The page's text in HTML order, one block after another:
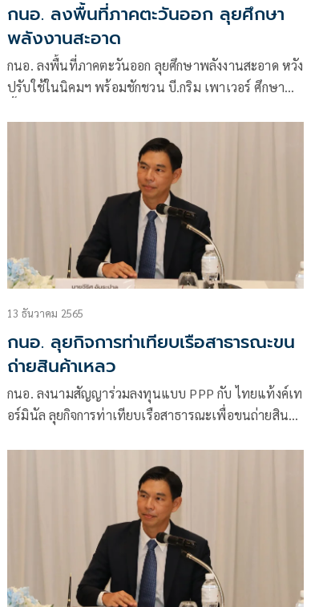
กนอ. ลงพื้นที่ภาคตะวันออก ลุยศึกษา
พลังงานสะอาด
กนอ. ลงพื้นที่ภาคตะวันออก ลุยศึกษาพลังงานสะอาด หวัง
ปรับใช้ในนิคมฯ พร้อมชักชวน บี.กริม เพาเวอร์ ศึกษา
13 ธันวาคม 2565
กนอ. ลุยกิจการท่าเทียบเรือสาธารณะขน
ถ่ายสินค้าเหลว
กนอ. ลงนามสัญญาร่วมลงทุนแบบ PPP กับ ไทยแท้งค์เท
อร์มินัล ลุยกิจการท่าเทียบเรือสาธารณะเพื่อขนถ่ายสินค้า
ของสัญญาร่วมลงทุนโครงการฯ